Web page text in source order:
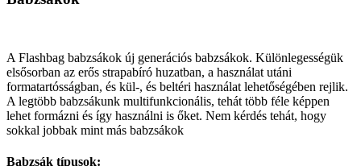
A Flashbag babzsákok új generációs babzsákok. Különlegességük
elsősorban az erős strapabíró huzatban, a használat utáni
formatartósságban, és kül-, és beltéri használat lehetőségében rejlik.
A legtöbb babzsákunk multifunkcionális, tehát több féle képpen
lehet formázni és így használni is őket. Nem kérdés tehát, hogy
sokkal jobbak mint más babzsákok
Babzsák típusok: